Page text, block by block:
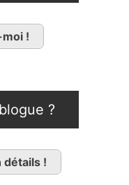
!
?
détails !